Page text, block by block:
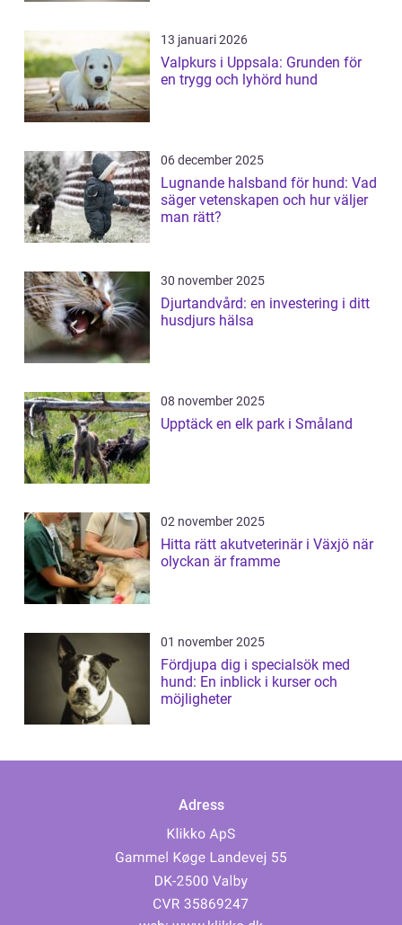
13 januari 2026
Valpkurs i Uppsala: Grunden för
en trygg och lyhörd hund
06 december 2025
Lugnande halsband för hund: Vad
säger vetenskapen och hur väljer
man rätt?
30 november 2025
Djurtandvård: en investering i ditt
husdjurs hälsa
08 november 2025
Upptäck en elk park i Småland
02 november 2025
Hitta rätt akutveterinär i Växjö när
olyckan är framme
01 november 2025
Fördjupa dig i specialsök med
hund: En inblick i kurser och
möjligheter
Adress